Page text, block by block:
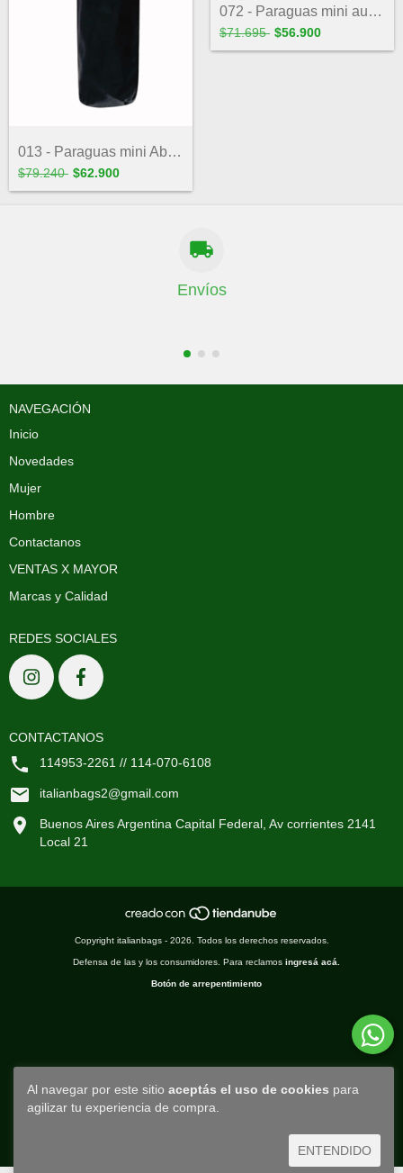
Al navegar por este sitio aceptás el uso de cookies para
agilizar tu experiencia de compra.
ENTENDIDO
013 - Paraguas mini Abre-Cierra Sport
$79.240 $62.900
072 - Paraguas mini automatico NEGRO man...
$71.695 $56.900
Envíos
NAVEGACIÓN
Inicio
Novedades
Mujer
Hombre
Contactanos
VENTAS X MAYOR
Marcas y Calidad
REDES SOCIALES
CONTACTANOS
114953-2261 // 114-070-6108
italianbags2@gmail.com
Buenos Aires Argentina Capital Federal, Av corrientes 2141
Local 21
Copyright italianbags - 2026. Todos los derechos reservados.
Defensa de las y los consumidores. Para reclamos ingresá acá.
Botón de arrepentimiento